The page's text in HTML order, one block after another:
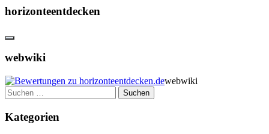
horizonteentdecken
webwiki
webwiki
Suchen
nach:
Kategorien